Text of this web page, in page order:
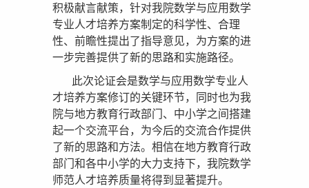
积极献言献策，针对我院数学与应用数学
专业人才培养方案制定的科学性、合理
性、前瞻性提出了指导意见，为方案的进
一步完善提供了新的思路和实施路径。
此次论证会是数学与应用数学专业人
才培养方案修订的关键环节，同时也为我
院与地方教育行政部门、中小学之间搭建
起一个交流平台，为今后的交流合作提供
了新的思路和方法。相信在地方教育行政
部门和各中小学的大力支持下，我院数学
师范人才培养质量将得到显著提升。